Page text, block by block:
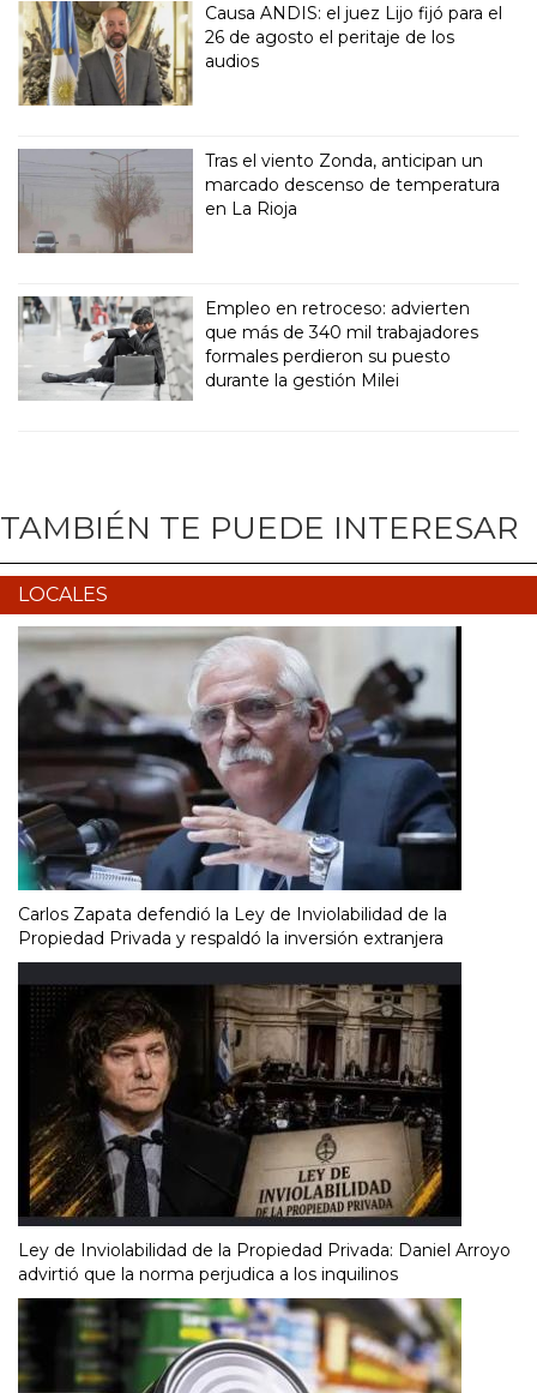
Causa ANDIS: el juez Lijo fijó para el
26 de agosto el peritaje de los
audios
Tras el viento Zonda, anticipan un
marcado descenso de temperatura
en La Rioja
Empleo en retroceso: advierten
que más de 340 mil trabajadores
formales perdieron su puesto
durante la gestión Milei
TAMBIÉN TE PUEDE INTERESAR
LOCALES
Carlos Zapata defendió la Ley de Inviolabilidad de la
Propiedad Privada y respaldó la inversión extranjera
Ley de Inviolabilidad de la Propiedad Privada: Daniel Arroyo
advirtió que la norma perjudica a los inquilinos